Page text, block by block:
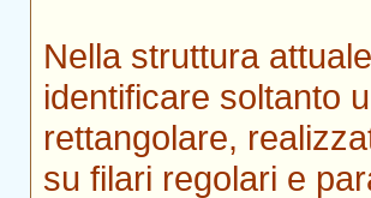
Nella struttura
identificare soltanto
rettangolare,
su filari regolari e